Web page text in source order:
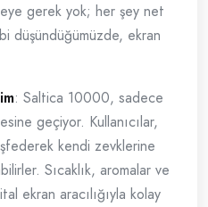
gerek yok; her şey net
düşündüğümüzde, ekran
: Saltica 10000, sadece
geçiyor. Kullanıcılar,
kendi zevklerine
Sıcaklık, aromalar ve
ekran aracılığıyla kolay